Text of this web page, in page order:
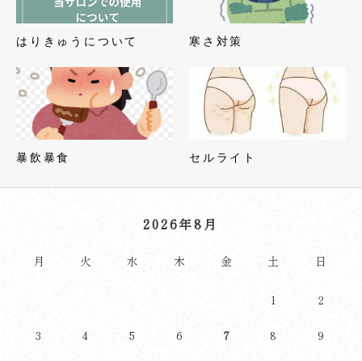
はりきゅうについて 寒さ対策
暴飲暴食 セルライト
2026年8月
月 火 水 木 金 土 日
1 2
3 4 5 6 7 8 9